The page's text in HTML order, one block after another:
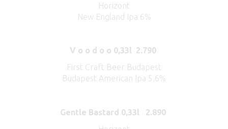
Horizont
New England Ipa 6%
V o o d o o 0,33l 2.790
First Craft Beer Budapest
Budapest American Ipa 5,6%
Gentle Bastard 0,33l 2.890